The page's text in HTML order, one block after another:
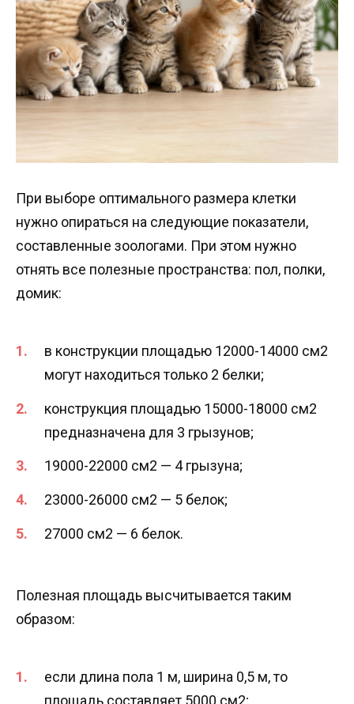
При выборе оптимального размера клетки
нужно опираться на следующие показатели,
составленные зоологами. При этом нужно
отнять все полезные пространства: пол, полки,
домик:
в конструкции площадью 12000-14000 см2
могут находиться только 2 белки;
конструкция площадью 15000-18000 см2
предназначена для 3 грызунов;
19000-22000 см2 — 4 грызуна;
23000-26000 см2 — 5 белок;
27000 см2 — 6 белок.
Полезная площадь высчитывается таким
образом:
если длина пола 1 м, ширина 0,5 м, то